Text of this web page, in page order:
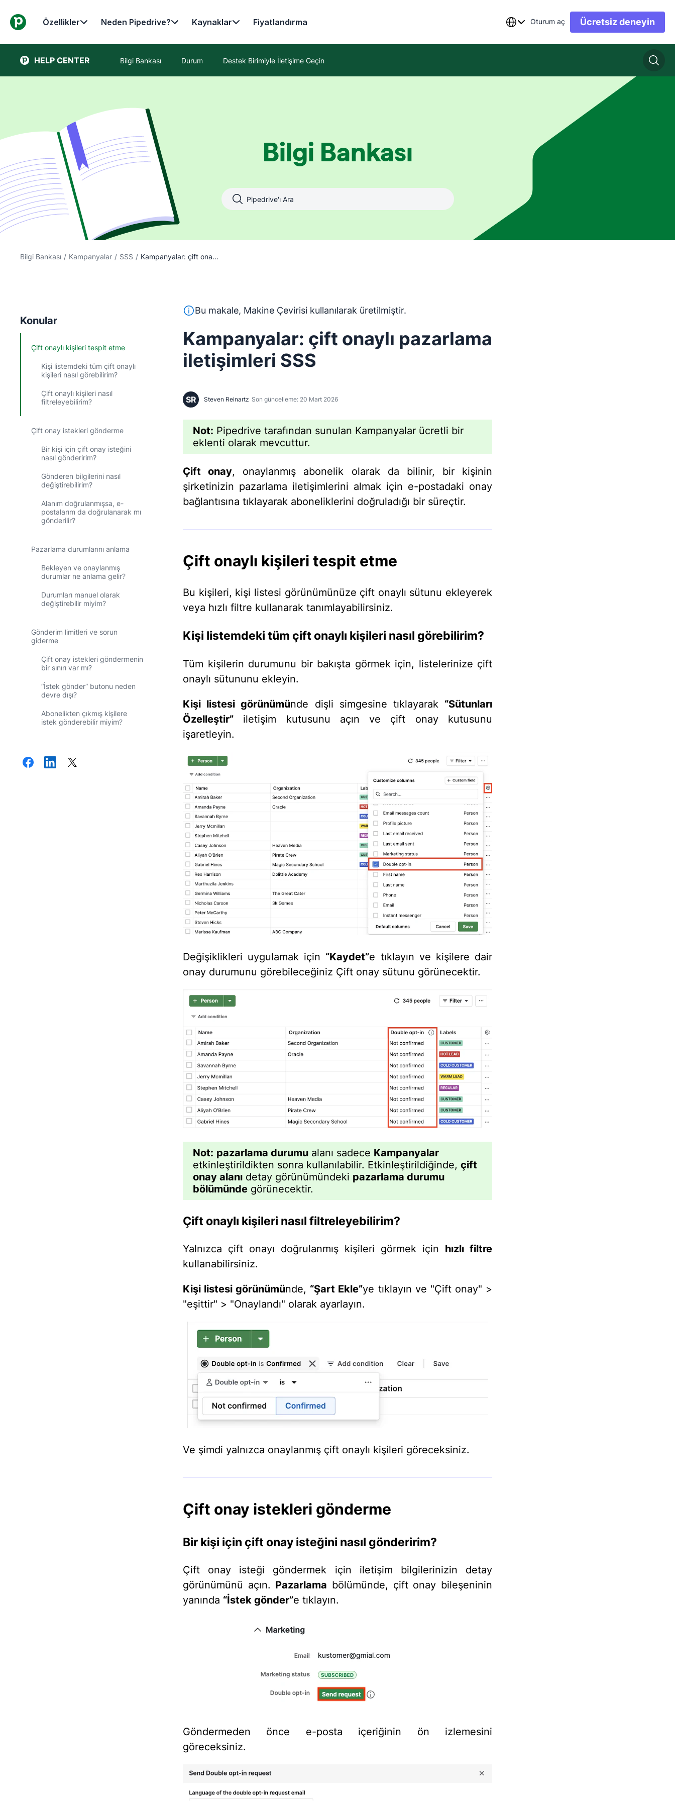
Özellikler Neden Pipedrive? Kaynaklar Fiyatlandırma Oturum aç Ücretsiz deneyin
HELP CENTER Bilgi Bankası Durum Destek Birimiyle İletişime Geçin
Bilgi Bankası
Bilgi Bankası / Kampanyalar / SSS / Kampanyalar: çift ona...
Konular
Çift onaylı kişileri tespit etme
Kişi listemdeki tüm çift onaylı
kişileri nasıl görebilirim?
Çift onaylı kişileri nasıl
filtreleyebilirim?
Çift onay istekleri gönderme
Bir kişi için çift onay isteğini
nasıl gönderirim?
Gönderen bilgilerini nasıl
değiştirebilirim?
Alanım doğrulanmışsa, e-
postalarım da doğrulanarak mı
gönderilir?
Pazarlama durumlarını anlama
Bekleyen ve onaylanmış
durumlar ne anlama gelir?
Durumları manuel olarak
değiştirebilir miyim?
Gönderim limitleri ve sorun
giderme
Çift onay istekleri göndermenin
bir sınırı var mı?
“İstek gönder” butonu neden
devre dışı?
Abonelikten çıkmış kişilere
istek gönderebilir miyim?
Bu metin, İngilizceden Makine Çevirisi aracı kullanılarak çevrilmiştir ve bir insan editör tarafından kontrol edilmemiştir.
Bu makale, Makine Çevirisi kullanılarak üretilmiştir.
Kampanyalar: çift onaylı pazarlama
iletişimleri SSS
SR Steven Reinartz Son güncelleme: 20 Mart 2026
Not: Pipedrive tarafından sunulan Kampanyalar ücretli bir
eklenti olarak mevcuttur.
Çift onay, onaylanmış abonelik olarak da bilinir, bir kişinin
şirketinizin pazarlama iletişimlerini almak için e-postadaki onay
bağlantısına tıklayarak aboneliklerini doğruladığı bir süreçtir.
Çift onaylı kişileri tespit etme
Bu kişileri, kişi listesi görünümünüze çift onaylı sütunu ekleyerek
veya hızlı filtre kullanarak tanımlayabilirsiniz.
Kişi listemdeki tüm çift onaylı kişileri nasıl görebilirim?
Tüm kişilerin durumunu bir bakışta görmek için, listelerinize çift
onaylı sütununu ekleyin.
Kişi listesi görünümünde dişli simgesine tıklayarak “Sütunları
Özelleştir” iletişim kutusunu açın ve çift onay kutusunu
işaretleyin.
Değişiklikleri uygulamak için “Kaydet”e tıklayın ve kişilere dair
onay durumunu görebileceğiniz Çift onay sütunu görünecektir.
Not: pazarlama durumu alanı sadece Kampanyalar
etkinleştirildikten sonra kullanılabilir. Etkinleştirildiğinde, çift
onay alanı detay görünümündeki pazarlama durumu
bölümünde görünecektir.
Çift onaylı kişileri nasıl filtreleyebilirim?
Yalnızca çift onayı doğrulanmış kişileri görmek için hızlı filtre
kullanabilirsiniz.
Kişi listesi görünümünde, “Şart Ekle”ye tıklayın ve "Çift onay" >
"eşittir" > "Onaylandı" olarak ayarlayın.
Ve şimdi yalnızca onaylanmış çift onaylı kişileri göreceksiniz.
Çift onay istekleri gönderme
Bir kişi için çift onay isteğini nasıl gönderirim?
Çift onay isteği göndermek için iletişim bilgilerinizin detay
görünümünü açın. Pazarlama bölümünde, çift onay bileşeninin
yanında “İstek gönder”e tıklayın.
Göndermeden önce e-posta içeriğinin ön izlemesini
göreceksiniz.